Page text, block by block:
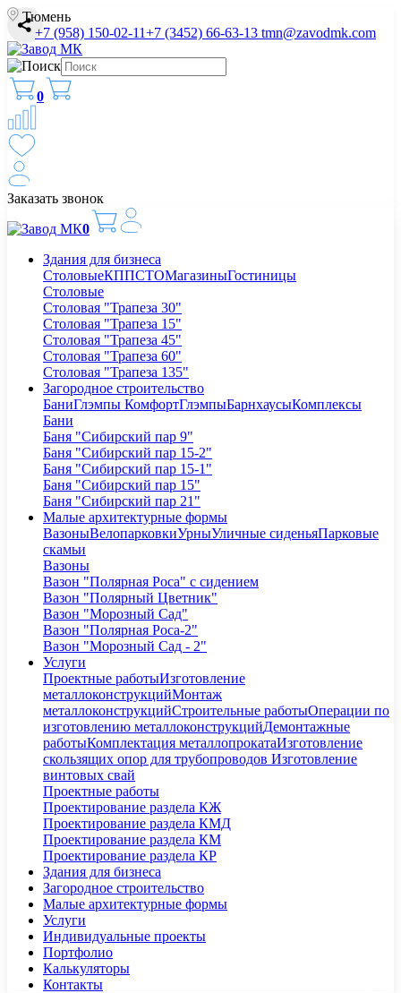
Тюмень
+7 (958) 150-02-11+7 (3452) 66-63-13 tmn@zavodmk.com
0
Заказать звонок
0
Здания для бизнеса
СтоловыеКППСТОМагазиныГостиницы
Столовые
Столовая "Трапеза 30"
Столовая "Трапеза 15"
Столовая "Трапеза 45"
Столовая "Трапеза 60"
Столовая "Трапеза 135"
Загородное строительство
БаниГлэмпы КомфортГлэмпыБарнхаусыКомплексы
Бани
Баня "Сибирский пар 9"
Баня "Сибирский пар 15-2"
Баня "Сибирский пар 15-1"
Баня "Сибирский пар 15"
Баня "Сибирский пар 21"
Малые архитектурные формы
ВазоныВелопарковкиУрныУличные сиденьяПарковые
скамьи
Вазоны
Вазон "Полярная Роса" с сидением
Вазон "Полярный Цветник"
Вазон "Морозный Сад"
Вазон "Полярная Роса-2"
Вазон "Морозный Сад - 2"
Услуги
Проектные работыИзготовление
металлоконструкцийМонтаж
металлоконструкцийСтроительные работыОперации по
изготовлению металлоконструкцийДемонтажные
работыКомплектация металлопрокатаИзготовление
скользящих опор для трубопроводов Изготовление
винтовых свай
Проектные работы
Проектирование раздела КЖ
Проектирование раздела КМД
Проектирование раздела КМ
Проектирование раздела КР
Здания для бизнеса
Загородное строительство
Малые архитектурные формы
Услуги
Индивидуальные проекты
Портфолио
Калькуляторы
Контакты